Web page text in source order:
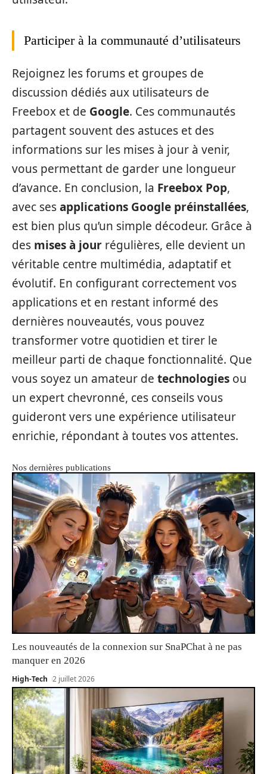
Participer à la communauté d’utilisateurs
Rejoignez les forums et groupes de
discussion dédiés aux utilisateurs de
Freebox et de Google. Ces communautés
partagent souvent des astuces et des
informations sur les mises à jour à venir,
vous permettant de garder une longueur
d’avance. En conclusion, la Freebox Pop,
avec sesapplications Google préinstallées,
est bien plus qu’un simple décodeur. Grâce à
des mises à jour régulières, elle devient un
véritable centre multimédia, adaptatif et
évolutif. En configurant correctement vos
applications et en restant informé des
dernières nouveautés, vous pouvez
transformer votre quotidien et tirer le
meilleur parti de chaque fonctionnalité. Que
vous soyez un amateur de technologies ou
un expert chevronné, ces conseils vous
guideront vers une expérience utilisateur
enrichie, répondant à toutes vos attentes.
Nos dernières publications
Les nouveautés de la connexion sur SnaPChat à ne pas
manquer en 2026
High-Tech 2 juillet 2026